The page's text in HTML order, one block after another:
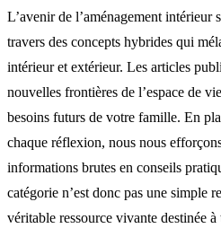
L’avenir de l’aménagement intérieur
travers des concepts hybrides qui
intérieur et extérieur. Les articles
nouvelles frontières de l’espace de
besoins futurs de votre famille. En
chaque réflexion, nous nous
informations brutes en conseils
catégorie n’est donc pas une simple
véritable ressource vivante destinée